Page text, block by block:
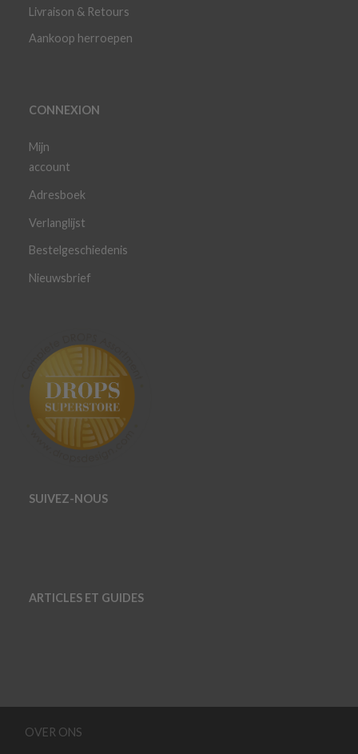
Livraison & Retours
Aankoop herroepen
CONNEXION
Mijn
account
Adresboek
Verlanglijst
Bestelgeschiedenis
Nieuwsbrief
SUIVEZ-NOUS
ARTICLES ET GUIDES
OVER ONS